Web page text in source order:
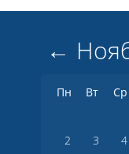
←
Пн Вт Ср
2
3 4